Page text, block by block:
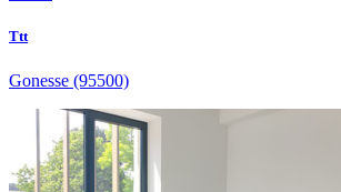
Ttt
Gonesse (95500)